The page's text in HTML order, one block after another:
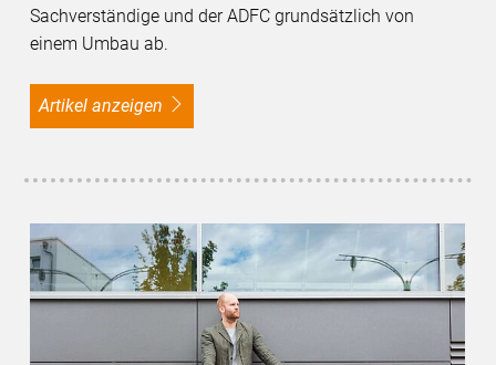
Sachverständige und der ADFC grundsätzlich von
einem Umbau ab.
Artikel anzeigen